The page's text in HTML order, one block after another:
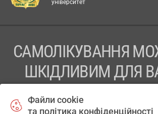
університет
САМОЛІКУВАННЯ
ШКІДЛИВИМ ДЛЯ
Файли cookie
та політика конфіденційності